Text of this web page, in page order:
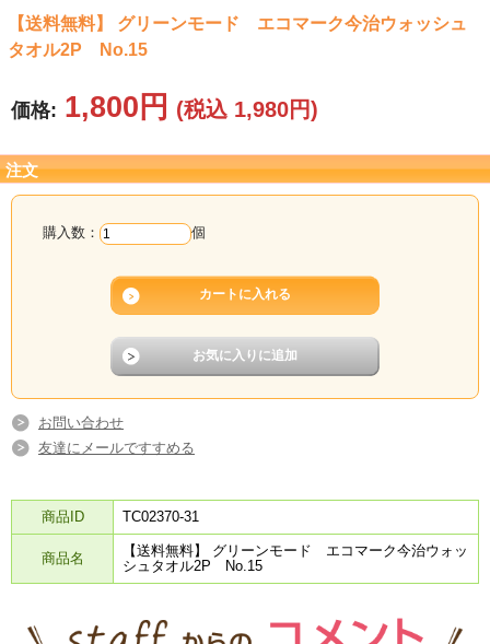
【送料無料】 グリーンモード エコマーク今治ウォッシュ
タオル2P No.15
価格: 1,800円 (税込 1,980円)
注文
購入数： 個
お問い合わせ
友達にメールですすめる
商品ID TC02370-31
商品名
【送料無料】 グリーンモード エコマーク今治ウォッ
シュタオル2P No.15